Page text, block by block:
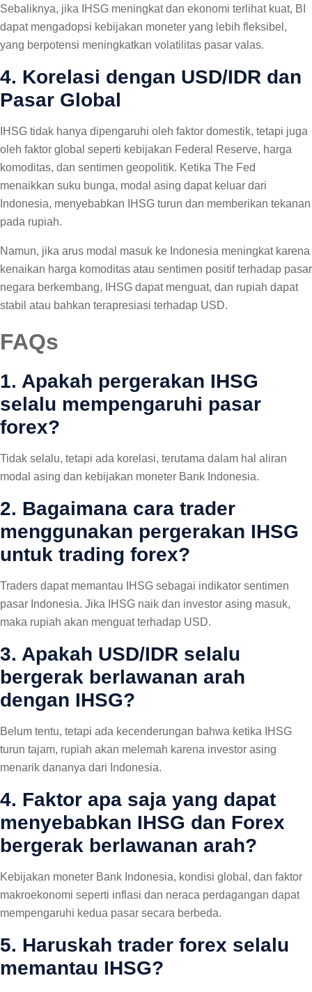
Sebaliknya, jika IHSG meningkat dan ekonomi terlihat kuat, BI
dapat mengadopsi kebijakan moneter yang lebih fleksibel,
yang berpotensi meningkatkan volatilitas pasar valas.
4. Korelasi dengan USD/IDR dan
Pasar Global
IHSG tidak hanya dipengaruhi oleh faktor domestik, tetapi juga
oleh faktor global seperti kebijakan Federal Reserve, harga
komoditas, dan sentimen geopolitik. Ketika The Fed
menaikkan suku bunga, modal asing dapat keluar dari
Indonesia, menyebabkan IHSG turun dan memberikan tekanan
pada rupiah.
Namun, jika arus modal masuk ke Indonesia meningkat karena
kenaikan harga komoditas atau sentimen positif terhadap pasar
negara berkembang, IHSG dapat menguat, dan rupiah dapat
stabil atau bahkan terapresiasi terhadap USD.
FAQs
1. Apakah pergerakan IHSG
selalu mempengaruhi pasar
forex?
Tidak selalu, tetapi ada korelasi, terutama dalam hal aliran
modal asing dan kebijakan moneter Bank Indonesia.
2. Bagaimana cara trader
menggunakan pergerakan IHSG
untuk trading forex?
Traders dapat memantau IHSG sebagai indikator sentimen
pasar Indonesia. Jika IHSG naik dan investor asing masuk,
maka rupiah akan menguat terhadap USD.
3. Apakah USD/IDR selalu
bergerak berlawanan arah
dengan IHSG?
Belum tentu, tetapi ada kecenderungan bahwa ketika IHSG
turun tajam, rupiah akan melemah karena investor asing
menarik dananya dari Indonesia.
4. Faktor apa saja yang dapat
menyebabkan IHSG dan Forex
bergerak berlawanan arah?
Kebijakan moneter Bank Indonesia, kondisi global, dan faktor
makroekonomi seperti inflasi dan neraca perdagangan dapat
mempengaruhi kedua pasar secara berbeda.
5. Haruskah trader forex selalu
memantau IHSG?